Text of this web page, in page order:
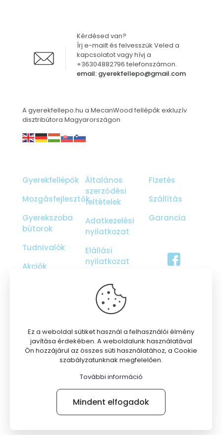
email: gyerekfellepo@gmail.com
Kérdésed van?
Írj e-mailt és felvesszük Veled a
kapcsolatot vagy hívj a
+36304882796 telefonszámon.
A gyerekfellepo.hu a MecanWood fellépők exkluzív
disztribútora Magyarországon
Gyerekfellépők
Mozgásfejlesztők
Gyerekszoba
bútorok
Tudnivalók
Akciók
Általános
szerződési
feltételek
Adatkezelési
nyilatkozat
Elállási
nyilatkozat
Fizetés
Szállítás
Garancia
© 2026 Nepper Zsombor EV | Minden jog fenntartva
Ez a weboldal sütiket használ a felhasználói élmény
javítása érdekében. A weboldalunk használatával
Ön hozzájárul az összes süti használatához, a Cookie
szabályzatunknak megfelelően.
További információ
Mindent elfogadok